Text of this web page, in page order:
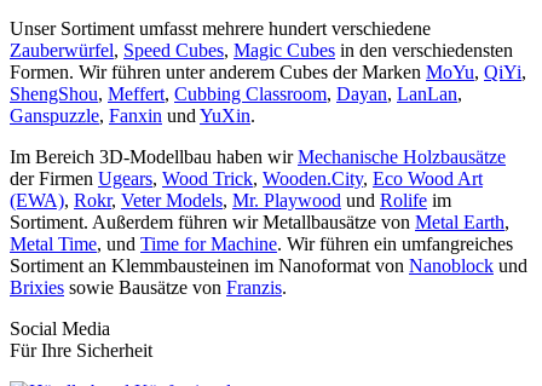
Unser Sortiment umfasst mehrere hundert verschiedene
Zauberwürfel, Speed Cubes, Magic Cubes in den verschiedensten
Formen. Wir führen unter anderem Cubes der Marken MoYu, QiYi,
ShengShou, Meffert, Cubbing Classroom, Dayan, LanLan,
Ganspuzzle, Fanxin und YuXin.
Im Bereich 3D-Modellbau haben wirMechanische Holzbausätze
der Firmen Ugears, Wood Trick, Wooden.City, Eco Wood Art
(EWA), Rokr, Veter Models, Mr. Playwood und Rolife im
Sortiment. Außerdem führen wir Metallbausätze von Metal Earth,
Metal Time, und Time for Machine. Wir führen ein umfangreiches
Sortiment an Klemmbausteinen im Nanoformat von Nanoblock und
Brixies sowie Bausätze von Franzis.
Social Media
Für Ihre Sicherheit